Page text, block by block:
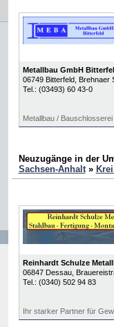
Metallbau GmbH
06749 Bitterfeld, Brehnaer
Tel.: (03493) 60 43-0
Metallbau / Bauschlosserei
Neuzugänge in der
Sachsen-Anhalt»
Reinhardt Schulze
06847 Dessau,
Tel.: (0340) 502 94 83
Ihr starker Partner für